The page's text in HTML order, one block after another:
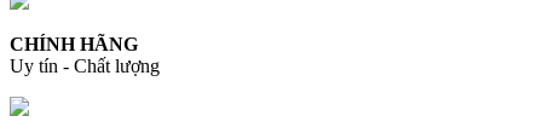
CHÍNH HÃNG
Uy tín - Chất lượng